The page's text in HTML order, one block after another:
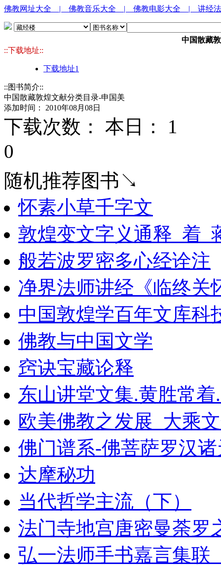
佛教网址大全 | 佛教音乐大全 | 佛教电影大全 | 讲经
中国散藏
::下载地址::
下载地址1
::图书简介::
中国散藏敦煌文献分类目录-申国美
添加时间： 2010年08月08日
下载次数： 本日： 1
0
随机推荐图书↘
怀素小草千字文
敦煌变文字义通释_着_
般若波罗密多心经诠注
净界法师讲经《临终关
中国敦煌学百年文库科
佛教与中国文学
窍诀宝藏论释
东山讲堂文集.黄胜常着
欧美佛教之发展_大乘
佛门谱系-佛菩萨罗汉
达摩秘功
当代哲学主流（下）
法门寺地宫唐密曼荼罗
弘一法师手书嘉言集联